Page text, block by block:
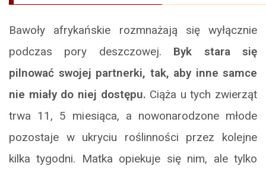
Bawoły afrykańskie rozmnażają się wyłącznie
podczas pory deszczowej. Byk stara się
pilnować swojej partnerki, tak, aby inne samce
nie miały do niej dostępu. Ciąża u tych zwierząt
trwa 11, 5 miesiąca, a nowonarodzone młode
pozostaje w ukryciu roślinności przez kolejne
kilka tygodni. Matka opiekuje się nim, ale tylko